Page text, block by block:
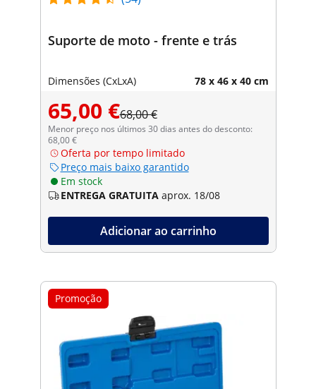
Suporte de moto - frente e trás
Dimensões (CxLxA) 78 x 46 x 40 cm
65,00 €68,00 €
Menor preço nos últimos 30 dias antes do desconto:
68,00 €
Oferta por tempo limitado
Preço mais baixo garantido
Em stock
ENTREGA GRATUITA aprox. 18/08
Adicionar ao carrinho
Promoção